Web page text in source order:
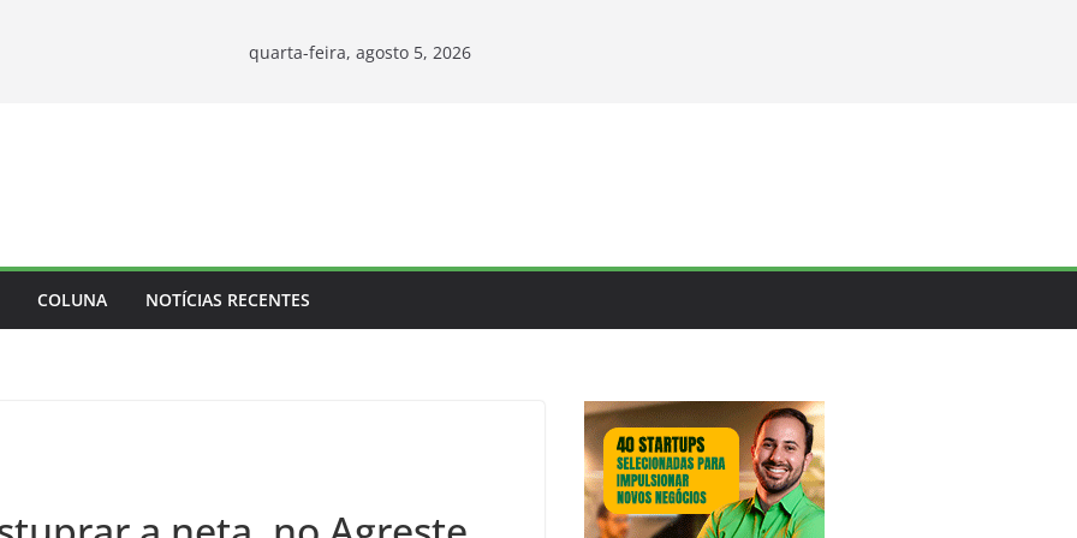
quarta-feira, agosto 5, 2026
COLUNA NOTÍCIAS RECENTES